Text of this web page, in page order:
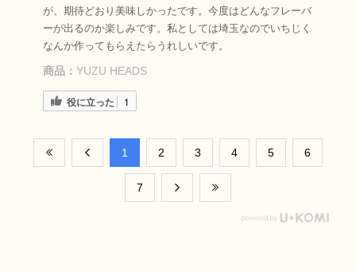
が、期待どおり美味しかったです。今度はどんなフレーバ
ーが出るのか楽しみです。私としては埼玉なのでいちじく
なんか作ってもらえたらうれしいです。
商品： YUZU HEADS
役に立った 1
​1 ​2 ​3 ​4 ​5 ​6
​7